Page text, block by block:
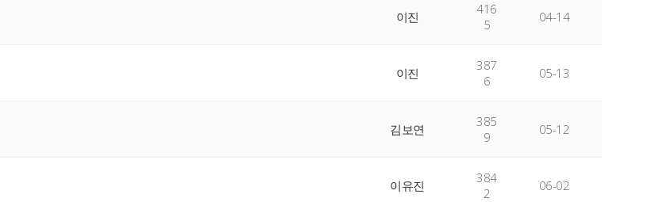
이진
416
5
04-14
이진
387
6
05-13
김보연
385
9
05-12
이유진
384
2
06-02